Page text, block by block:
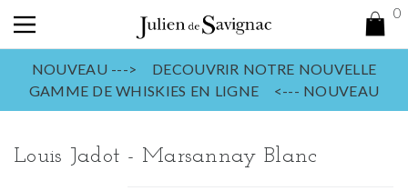
0
NOUVEAU ---> DECOUVRIR NOTRE NOUVELLE
GAMME DE WHISKIES EN LIGNE <--- NOUVEAU
Louis Jadot - Marsannay Blanc